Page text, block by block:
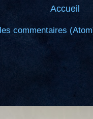
Accueil
commentaires